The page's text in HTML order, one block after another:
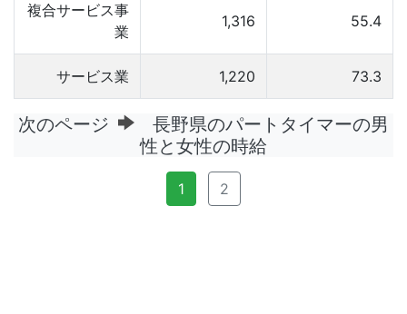
複合サービス事
業
1,316 55.4
サービス業 1,220 73.3
次のページ
長野県のパートタイマーの男
性と女性の時給
1 2